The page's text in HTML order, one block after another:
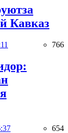
Кавказ
766
654